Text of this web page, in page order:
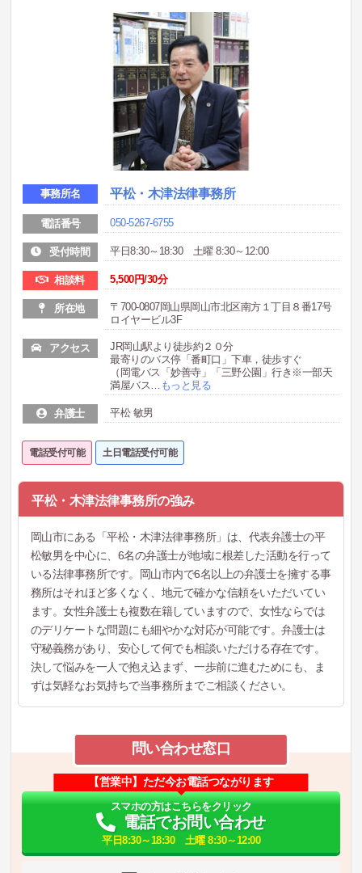
事務所名 平松・木津法律事務所
電話番号 050-5267-6755
受付時間 平日8:30～18:30 土曜 8:30～12:00
相談料 5,500円/30分
所在地
〒700-0807岡山県岡山市北区南方１丁目８番17号
ロイヤービル3F
アクセス
JR岡山駅より徒歩約２０分
最寄りのバス停「番町口」下車，徒歩すぐ
（岡電バス「妙善寺」「三野公園」行き※一部天
満屋バス
もっと見る
弁護士 平松 敏男
電話受付可能 土日電話受付可能
平松・木津法律事務所の強み
岡山市にある「平松・木津法律事務所」は、代表弁護士の平
松敏男を中心に、6名の弁護士が地域に根差した活動を行って
いる法律事務所です。岡山市内で6名以上の弁護士を擁する事
務所はそれほど多くなく、地元で確かな信頼をいただいてい
ます。女性弁護士も複数在籍していますので、女性ならでは
のデリケートな問題にも細やかな対応が可能です。弁護士は
守秘義務があり、安心して何でも相談いただける存在です。
決して悩みを一人で抱え込まず、一歩前に進むためにも、ま
ずは気軽なお気持ちで当事務所までご相談ください。
問い合わせ窓口
【営業中】ただ今お電話つながります
スマホの方はこちらをクリック
電話でお問い合わせ
平日8:30～18:30 土曜 8:30～12:00